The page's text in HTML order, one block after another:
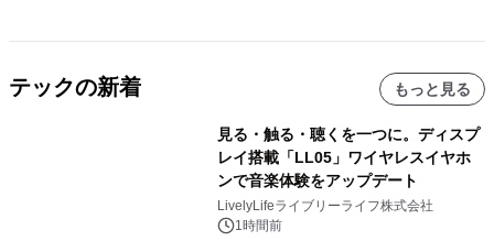
テックの新着 もっと見る
見る・触る・聴くを一つに。ディスプ
レイ搭載「LL05」ワイヤレスイヤホ
ンで音楽体験をアップデート
LivelyLifeライブリーライフ株式会社
1時間前